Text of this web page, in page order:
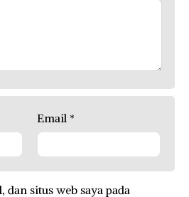
Email *
dan situs web saya pada